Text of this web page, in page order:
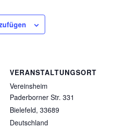
VERANSTALTUNGSORT
Vereinsheim
Paderborner Str. 331
Bielefeld, 33689
Deutschland